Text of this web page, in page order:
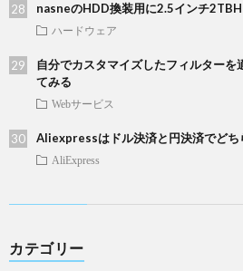
nasneのHDD換装用に2.5インチ
ハードウェア
自分でカスタマイズしたフィルターを
てみる
Webサービス
Aliexpressはドル決済と円決済でどち
AliExpress
カテゴリー